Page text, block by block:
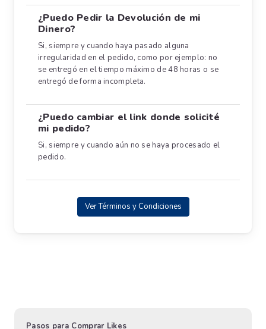
¿Puedo Pedir la Devolución de mi
Dinero?
Si, siempre y cuando haya pasado alguna
irregularidad en el pedido, como por ejemplo: no
se entregó en el tiempo máximo de 48 horas o se
entregó de forma incompleta.
¿Puedo cambiar el link donde solicité
mi pedido?
Si, siempre y cuando aún no se haya procesado el
pedido.
Ver Términos y Condiciones
Pasos para Comprar Likes